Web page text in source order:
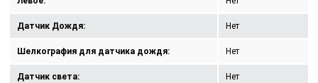
Датчик Дождя: Нет
Шелкография для датчика дождя: Нет
Датчик света: Нет